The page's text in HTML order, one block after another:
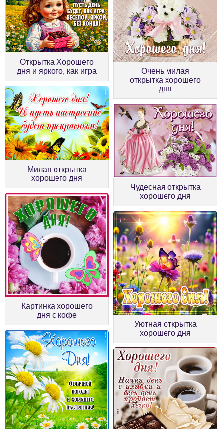
Открытка Хорошего
дня и яркого, как игра
Очень милая
открытка хорошего
дня
Милая открытка
хорошего дня
Чудесная открытка
хорошего дня
Картинка хорошего
дня с кофе
Уютная открытка
хорошего дня